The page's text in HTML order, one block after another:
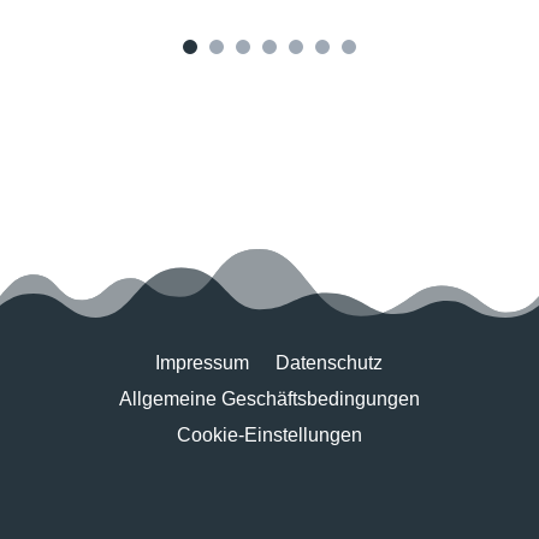
Impressum
Datenschutz
Allgemeine Geschäftsbedingungen
Cookie-Einstellungen